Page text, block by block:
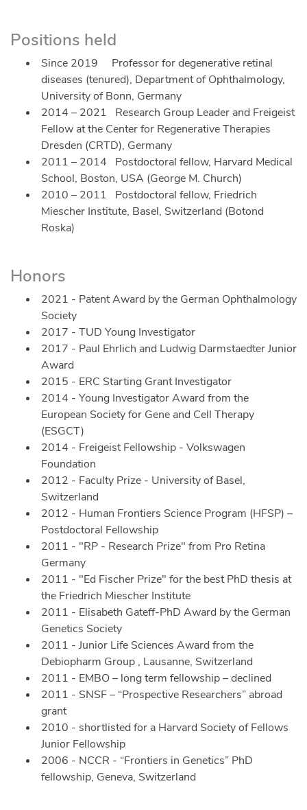
Positions held
Since 2019 Professor for degenerative retinal
diseases (tenured), Department of Ophthalmology,
University of Bonn, Germany
2014 – 2021 Research Group Leader and Freigeist
Fellow at the Center for Regenerative Therapies
Dresden (CRTD), Germany
2011 – 2014 Postdoctoral fellow, Harvard Medical
School, Boston, USA (George M. Church)
2010 – 2011 Postdoctoral fellow, Friedrich
Miescher Institute, Basel, Switzerland (Botond
Roska)
Honors
2021 - Patent Award by the German Ophthalmology
Society
2017 - TUD Young Investigator
2017 - Paul Ehrlich and Ludwig Darmstaedter Junior
Award
2015 - ERC Starting Grant Investigator
2014 - Young Investigator Award from the
European Society for Gene and Cell Therapy
(ESGCT)
2014 - Freigeist Fellowship - Volkswagen
Foundation
2012 - Faculty Prize - University of Basel,
Switzerland
2012 - Human Frontiers Science Program (HFSP) –
Postdoctoral Fellowship
2011 - "RP - Research Prize" from Pro Retina
Germany
2011 - "Ed Fischer Prize" for the best PhD thesis at
the Friedrich Miescher Institute
2011 - Elisabeth Gateff-PhD Award by the German
Genetics Society
2011 - Junior Life Sciences Award from the
Debiopharm Group , Lausanne, Switzerland
2011 - EMBO – long term fellowship – declined
2011 - SNSF – “Prospective Researchers” abroad
grant
2010 - shortlisted for a Harvard Society of Fellows
Junior Fellowship
2006 - NCCR - “Frontiers in Genetics” PhD
fellowship, Geneva, Switzerland